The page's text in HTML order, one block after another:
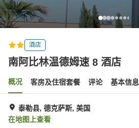
酒店
南阿比林温德姆速 8 酒店
概况 客房及住宿套餐 评论 基本信息
泰勒县, 德克萨斯, 美国
在地图上查看